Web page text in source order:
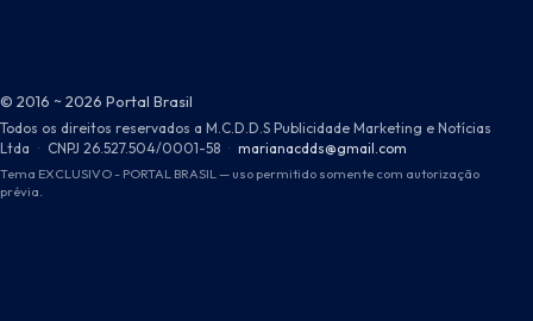
© 2016 ~ 2026 Portal Brasil
Todos os direitos reservados a M.C.D.D.S Publicidade Marketing e Notícias
Ltda · CNPJ 26.527.504/0001-58 · marianacdds@gmail.com
Tema EXCLUSIVO - PORTAL BRASIL — uso permitido somente com autorização
prévia.